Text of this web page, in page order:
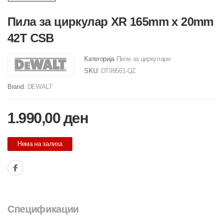
Пила за циркулар XR 165mm x 20mm
42T CSB
Категорија Пили за циркулари
SKU: DT99561-QZ
Brand: DEWALT
1.990,00ден
Нема на залиха
Спецификации